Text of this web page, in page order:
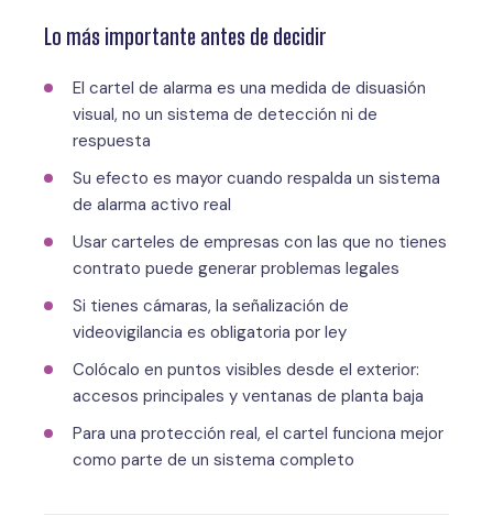
Lo más importante antes de decidir
El cartel de alarma es una medida de disuasión
visual, no un sistema de detección ni de
respuesta
Su efecto es mayor cuando respalda un sistema
de alarma activo real
Usar carteles de empresas con las que no tienes
contrato puede generar problemas legales
Si tienes cámaras, la señalización de
videovigilancia es obligatoria por ley
Colócalo en puntos visibles desde el exterior:
accesos principales y ventanas de planta baja
Para una protección real, el cartel funciona mejor
como parte de un sistema completo